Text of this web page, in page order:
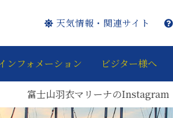
天気情報・関連サイト
ンフォメーション ビジター様へ
山羽衣マリーナのInstagram・